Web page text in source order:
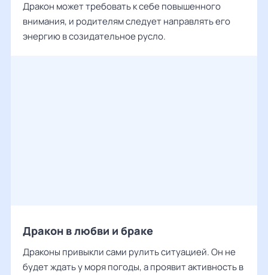
Дракон может требовать к себе повышенного
внимания, и родителям следует направлять его
энергию в созидательное русло.
Дракон в любви и браке
Драконы привыкли сами рулить ситуацией. Он не
будет ждать у моря погоды, а проявит активность в